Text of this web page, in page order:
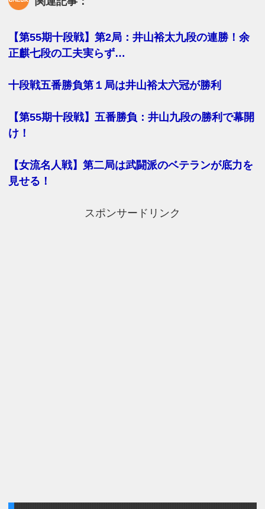
【第55期十段戦】第2局：井山裕太九段の連勝！余
正麒七段の工夫実らず…
十段戦五番勝負第１局は井山裕太六冠が勝利
【第55期十段戦】五番勝負：井山九段の勝利で幕開
け！
【女流名人戦】第二局は武闘派のベテランが底力を
見せる！
スポンサードリンク